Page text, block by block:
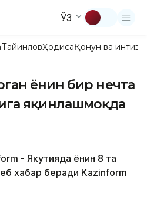
ЎЗ
ТайинловҲодисаҚонун ва
ёнғин бир нечта
яқинлашмоқда
- Якутияда ёнғин 8 та
хабар беради Kazinform